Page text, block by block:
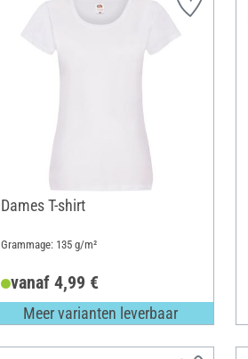
Dames T-shirt
Grammage: 135 g/m²
vanaf 4,99 €
Meer varianten leverbaar